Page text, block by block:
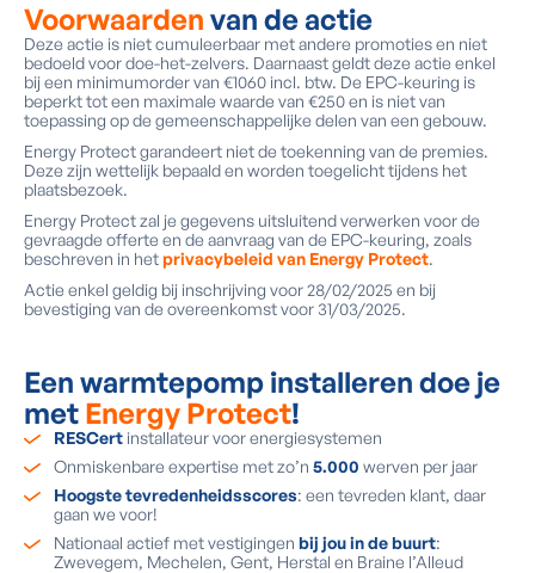
Voorwaarden van de actie
Deze actie is niet cumuleerbaar met andere promoties en niet
bedoeld voor doe-het-zelvers. Daarnaast geldt deze actie enkel
bij een minimumorder van €1060 incl. btw. De EPC-keuring is
beperkt tot een maximale waarde van €250 en is niet van
toepassing op de gemeenschappelijke delen van een gebouw.
Energy Protect garandeert niet de toekenning van de premies.
Deze zijn wettelijk bepaald en worden toegelicht tijdens het
plaatsbezoek.
Energy Protect zal je gegevens uitsluitend verwerken voor de
gevraagde offerte en de aanvraag van de EPC-keuring, zoals
beschreven in hetprivacybeleid van Energy Protect.
Actie enkel geldig bij inschrijving voor 28/02/2025 en bij
bevestiging van de overeenkomst voor 31/03/2025.
Een warmtepomp installeren doe je
met Energy Protect!
RESCert installateur voor energiesystemen
Onmiskenbare expertise met zo’n 5.000 werven per jaar
Hoogste tevredenheidsscores: een tevreden klant, daar
gaan we voor!
Nationaal actief met vestigingen bij jou in de buurt:
Zwevegem, Mechelen, Gent, Herstal en Braine l’Alleud